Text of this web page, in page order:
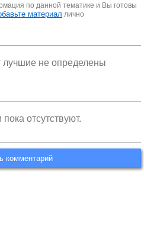
по данной тематике и Вы готовы
материал лично
не определены
отсутствуют.
комментарий